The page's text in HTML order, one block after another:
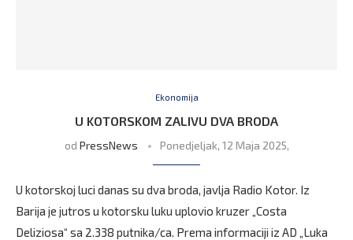
Ekonomija
U KOTORSKOM ZALIVU DVA BRODA
od PressNews Ponedjeljak, 12 Maja 2025,
U kotorskoj luci danas su dva broda, javlja Radio Kotor. Iz
Barija je jutros u kotorsku luku uplovio kruzer „Costa
Deliziosa“ sa 2.338 putnika/ca. Prema informaciji iz AD „Luka